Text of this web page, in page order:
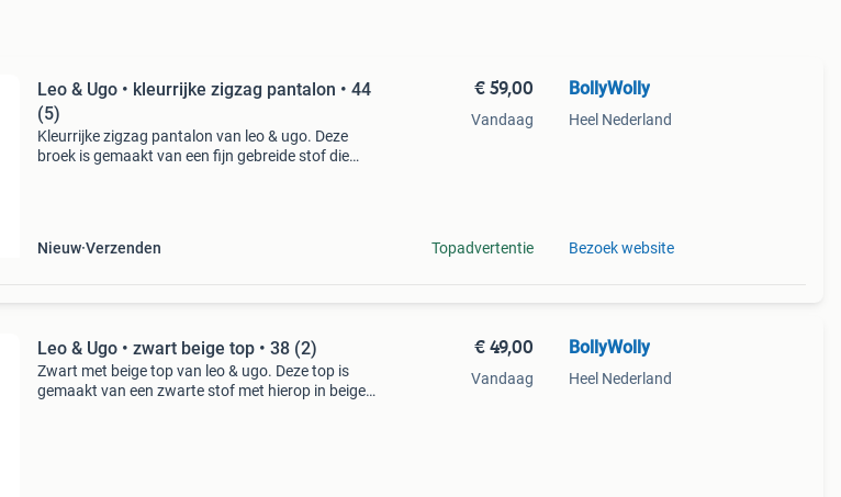
Leo & Ugo • kleurrijke zigzag pantalon • 44
(5)
Kleurrijke zigzag pantalon van leo & ugo. Deze
broek is gemaakt van een fijn gebreide stof die
Nieuw Verzenden
€ 59,00
Vandaag
Topadvertentie
BollyWolly
Heel Nederland
Bezoek website
Leo & Ugo • zwart beige top • 38 (2)
Zwart met beige top van leo & ugo. Deze top is
gemaakt van een zwarte stof met hierop in beige
€ 49,00
Vandaag
BollyWolly
Heel Nederland